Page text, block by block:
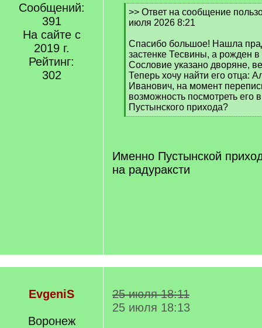
Сообщений:
391
На сайте с
2019 г.
Рейтинг:
302
[
q
>> Ответ на сообщение
июля 2026 8:21
Спасибо большое! Нашла
застенке Тесвины, а рожден
Сословие указано дворяне,
Теперь хочу найти его отца:
Иванович, на момент
возможность посмотреть его
Пустынского прихода?
[
Именно Пустынской
на радураксти
EvgeniS
Воронеж
25 июля 18:11
25 июля 18:13